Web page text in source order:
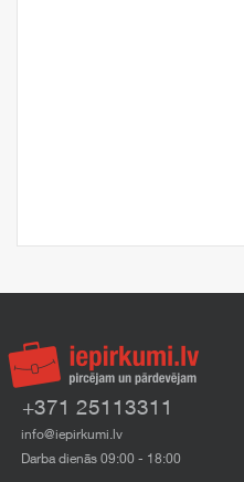
+371 25113311
info@iepirkumi.lv
Darba dienās 09:00 - 18:00